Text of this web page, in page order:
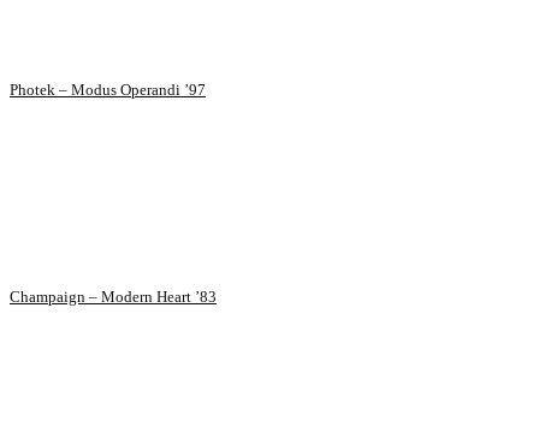
Photek – Modus Operandi ’97
Champaign – Modern Heart ’83